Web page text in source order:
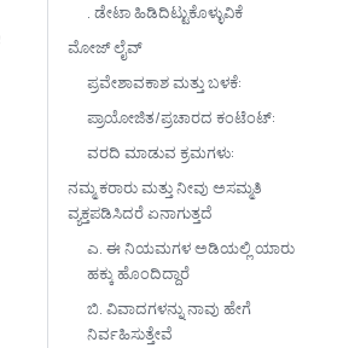
. ಡೇಟಾ ಹಿಡಿದಿಟ್ಟುಕೊಳ್ಳುವಿಕೆ
ಮೋಜ್ ಲೈವ್
ಪ್ರವೇಶಾವಕಾಶ ಮತ್ತು ಬಳಕೆ:
ಪ್ರಾಯೋಜಿತ/ಪ್ರಚಾರದ ಕಂಟೆಂಟ್:
ವರದಿ ಮಾಡುವ ಕ್ರಮಗಳು:
ನಮ್ಮ ಕರಾರು ಮತ್ತು ನೀವು ಅಸಮ್ಮತಿ
ವ್ಯಕ್ತಪಡಿಸಿದರೆ ಏನಾಗುತ್ತದೆ
ಎ. ಈ ನಿಯಮಗಳ ಅಡಿಯಲ್ಲಿ ಯಾರು
ಹಕ್ಕು ಹೊಂದಿದ್ದಾರೆ
ಬಿ. ವಿವಾದಗಳನ್ನು ನಾವು ಹೇಗೆ
ನಿರ್ವಹಿಸುತ್ತೇವೆ